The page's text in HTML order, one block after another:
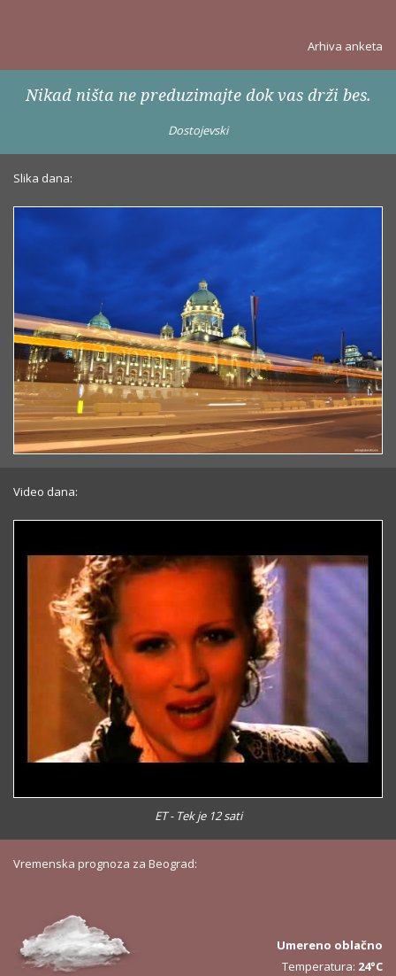
Arhiva anketa
Nikad ništa ne preduzimajte dok vas drži bes.
Dostojevski
Slika dana:
Video dana:
ET - Tek je 12 sati
Vremenska prognoza za Beograd:
Umereno oblačno
Temperatura: 24°C